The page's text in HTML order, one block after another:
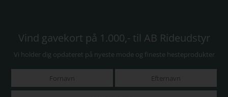
Vind gavekort på 1.000,- til AB Rideudstyr
Vi holder dig opdateret på nyeste mode og fineste hesteprodukter